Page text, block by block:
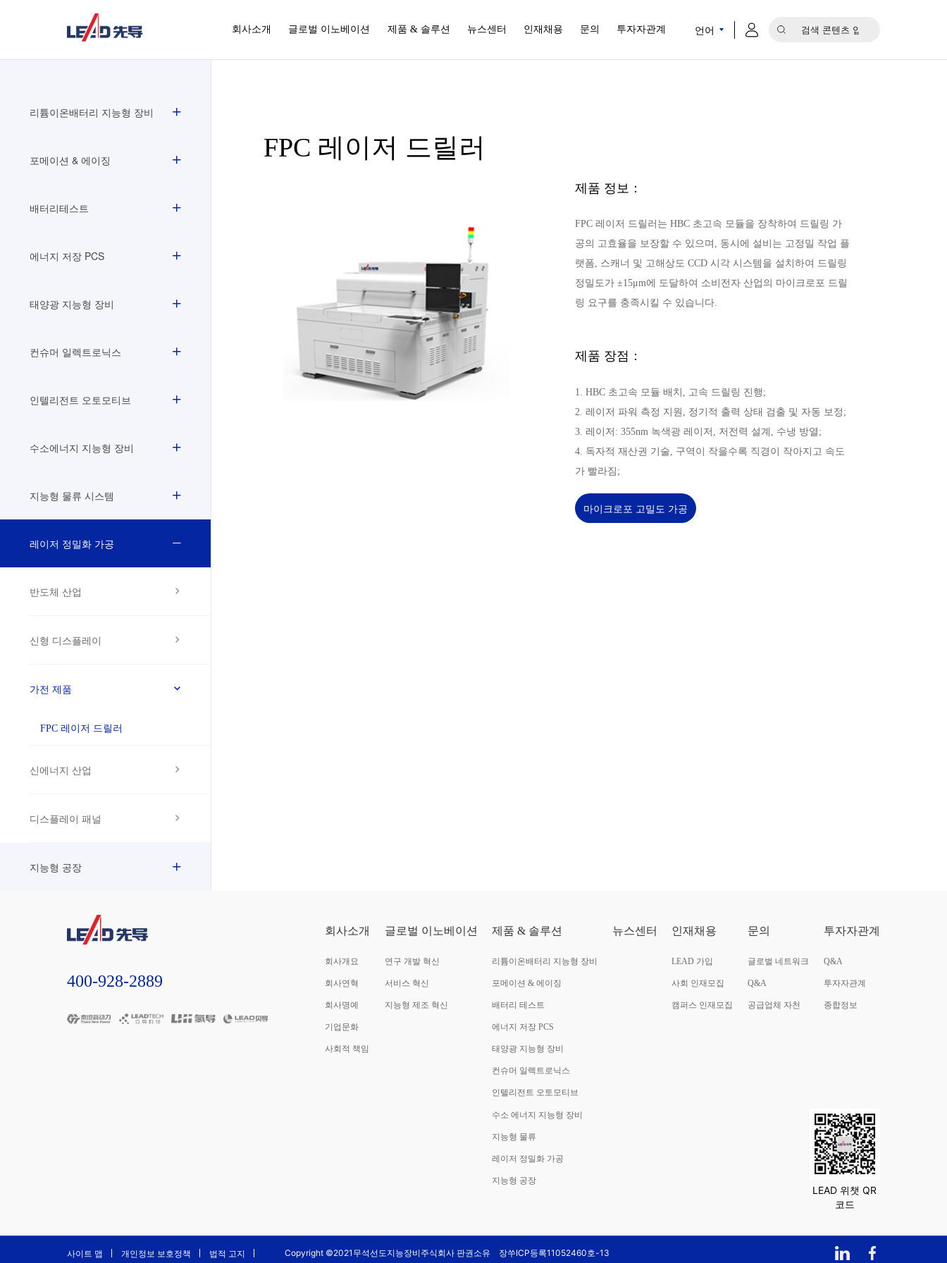
회사소개 글로벌 이노베이션 제품 & 솔루션 뉴스센터 인재채용 문의 투자자관계 언어
리튬이온배터리 지능형 장비
포메이션 & 에이징
배터리테스트
에너지 저장 PCS
태양광 지능형 장비
컨슈머 일렉트로닉스
인텔리전트 오토모티브
수소에너지 지능형 장비
지능형 물류 시스템
레이저 정밀화 가공
반도체 산업
신형 디스플레이
가전 제품
FPC 레이저 드릴러
신에너지 산업
디스플레이 패널
지능형 공장
FPC 레이저 드릴러
제품 정보：
FPC 레이저 드릴러는 HBC 초고속 모듈을 장착하여 드릴링 가
공의 고효율을 보장할 수 있으며, 동시에 설비는 고정밀 작업 플
랫폼, 스캐너 및 고해상도 CCD 시각 시스템을 설치하여 드릴링
정밀도가 ±15μm에 도달하여 소비전자 산업의 마이크로포 드릴
링 요구를 충족시킬 수 있습니다.
제품 장점：
1. HBC 초고속 모듈 배치, 고속 드릴링 진행;
2. 레이저 파워 측정 지원, 정기적 출력 상태 검출 및 자동 보정;
3. 레이저: 355nm 녹색광 레이저, 저전력 설계, 수냉 방열;
4. 독자적 재산권 기술, 구역이 작을수록 직경이 작아지고 속도
가 빨라짐;
마이크로포 고밀도 가공
400-928-2889
회사소개
회사개요
회사연혁
회사명예
기업문화
사회적 책임
글로벌 이노베이션
연구 개발 혁신
서비스 혁신
지능형 제조 혁신
제품 & 솔루션
리튬이온배터리 지능형 장비
포메이션 & 에이징
배터리 테스트
에너지 저장 PCS
태양광 지능형 장비
컨슈머 일렉트로닉스
인텔리전트 오토모티브
수소 에너지 지능형 장비
지능형 물류
레이저 정밀화 가공
지능형 공장
뉴스센터 인재채용
LEAD 가입
사회 인재모집
캠퍼스 인재모집
문의
글로벌 네트워크
Q&A
공급업체 자천
투자자관계
Q&A
투자자관계
종합정보
LEAD 위챗 QR
코드
사이트 맵 개인정보 보호정책 법적 고지 Copyright ©2021무석선도지능장비주식회사 판권소유 장쑤ICP등록11052460호-13